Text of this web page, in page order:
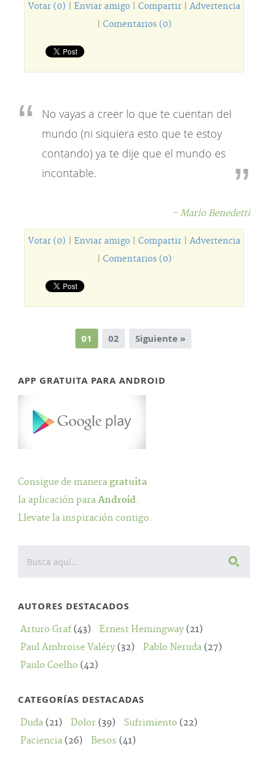
Votar (0) Enviar amigo| Compartir| Advertencia
Comentarios (0)
No vayas a creer lo que te cuentan del
mundo (ni siquiera esto que te estoy
contando) ya te dije que el mundo es
incontable.
- Mario Benedetti
Votar (0) Enviar amigo| Compartir| Advertencia
Comentarios (0)
01 02 Siguiente »
APP GRATUITA PARA ANDROID
Consigue de manera gratuita
la aplicación para Android.
Llevate la inspiración contigo.
AUTORES DESTACADOS
Arturo Graf(43) Ernest Hemingway(21)
Paul Ambroise Valéry(32) Pablo Neruda (27)
Paulo Coelho (42)
CATEGORÍAS DESTACADAS
Duda (21) Dolor (39) Sufrimiento (22)
Paciencia (26) Besos (41)